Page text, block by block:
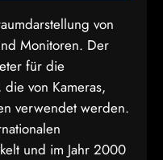
von
Monitoren. Der
für die
die von Kameras,
verwendet werden.
und im Jahr 2000